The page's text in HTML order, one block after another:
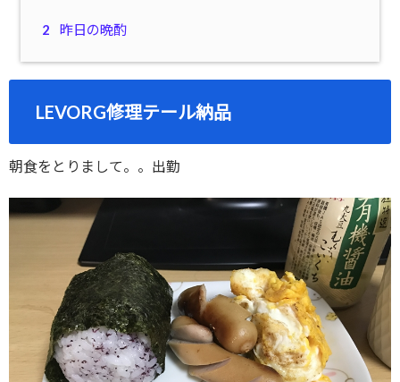
2 昨日の晩酌
LEVORG修理テール納品
朝食をとりまして。。出勤